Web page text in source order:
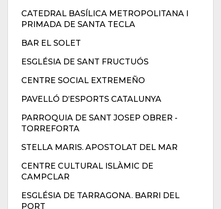
CATEDRAL BASÍLICA METROPOLITANA I
PRIMADA DE SANTA TECLA
BAR EL SOLET
ESGLÉSIA DE SANT FRUCTUÓS
CENTRE SOCIAL EXTREMEÑO
PAVELLÓ D’ESPORTS CATALUNYA
PARROQUIA DE SANT JOSEP OBRER -
TORREFORTA
STELLA MARIS. APOSTOLAT DEL MAR
CENTRE CULTURAL ISLÀMIC DE
CAMPCLAR
ESGLÉSIA DE TARRAGONA. BARRI DEL
PORT